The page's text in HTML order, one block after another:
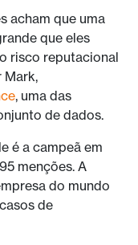
acham que uma
que eles
risco reputacional
Mark,
, uma das
de dados.
é a campeã em
menções. A
do mundo
de